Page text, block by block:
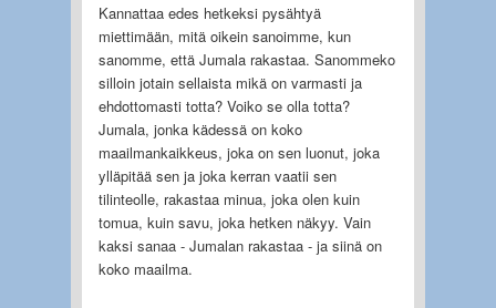
Kannattaa edes hetkeksi pysähtyä
miettimään, mitä oikein sanoimme, kun
sanomme, että Jumala rakastaa. Sanommeko
silloin jotain sellaista mikä on varmasti ja
ehdottomasti totta? Voiko se olla totta?
Jumala, jonka kädessä on koko
maailmankaikkeus, joka on sen luonut, joka
ylläpitää sen ja joka kerran vaatii sen
tilinteolle, rakastaa minua, joka olen kuin
tomua, kuin savu, joka hetken näkyy. Vain
kaksi sanaa - Jumalan rakastaa - ja siinä on
koko maailma.